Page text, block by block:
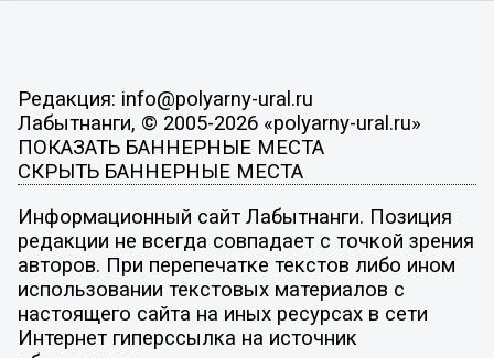
Редакция: info@polyarny-ural.ru
Лабытнанги, © 2005-2026 «polyarny-ural.ru»
ПОКАЗАТЬ БАННЕРНЫЕ МЕСТА
СКРЫТЬ БАННЕРНЫЕ МЕСТА
Информационный сайт Лабытнанги. Позиция
редакции не всегда совпадает с точкой зрения
авторов. При перепечатке текстов либо ином
использовании текстовых материалов с
настоящего сайта на иных ресурсах в сети
Интернет гиперссылка на источник